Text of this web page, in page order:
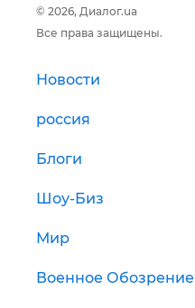
© 2026, Диалог.ua
Все права защищены.
Новости
россия
Блоги
Шоу-Биз
Мир
Военное Обозрение